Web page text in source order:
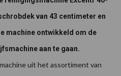
van 43 centimeter en
machine ontwikkeld om de
aan te gaan.
uit het assortiment van